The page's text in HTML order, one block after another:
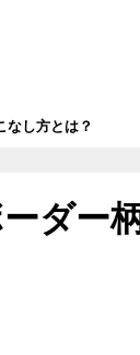
なし方とは？
ダー